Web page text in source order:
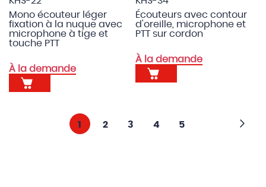
Mono écouteur léger
fixation à la nuque avec
microphone à tige et
touche PTT
À la demande
Écouteurs avec contour
d'oreille, microphone et
PTT sur cordon
À la demande
Vous
1 Page
2 Page
3 Page
4 Page
5